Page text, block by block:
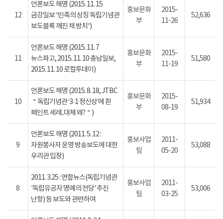
12
언론보도 해명 (2015. 11. 15
금강일보 “민족의 상징 독립기념관
보도블록 깨진 채 방치”)
홍보문화
부
2015-
11-26
52,636
11
언론보도 해명 (2015. 11. 7
뉴스파고, 2015. 11. 10 충남일보,
2015. 11. 10 로컬투데이)
홍보문화
부
2015-
11-19
51,580
10
언론보도 해명 (2015. 8. 18, JTBC
＂독립기념관 ‘3·1 정신상’에 흰
페인트 세례..대체 왜?＂)
홍보문화
부
2015-
08-19
51,934
9
언론보도 해명 (2011. 5. 12 :
자원봉사자 운영 방송보도에 대한
우리관 입장)
홍보사업
팀
2011-
05-20
53,088
8
2011. 3.25 : 연합뉴스(독립기념관
'독립유공자 명예의 전당' 추진
난항) 등 보도와 관련하여
홍보사업
팀
2011-
03-25
53,006